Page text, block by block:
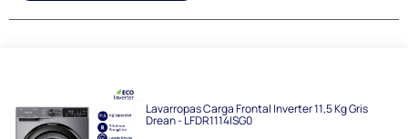
Lavarropas Carga Frontal Inverter 11,5 Kg Gris
Drean - LFDR1114ISG0